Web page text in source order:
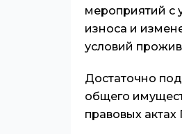
мероприятий с
износа и
условий
Достаточно
общего
правовых актах